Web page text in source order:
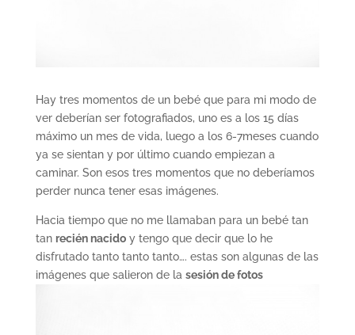
Hay tres momentos de un bebé que para mi modo de
ver deberían ser fotografiados, uno es a los 15 días
máximo un mes de vida, luego a los 6-7meses cuando
ya se sientan y por último cuando empiezan a
caminar. Son esos tres momentos que no deberíamos
perder nunca tener esas imágenes.
Hacia tiempo que no me llamaban para un bebé tan
tan recién nacidoy tengo que decir que lo he
disfrutado tanto tanto tanto…. estas son algunas de las
imágenes que salieron de la sesión de fotos